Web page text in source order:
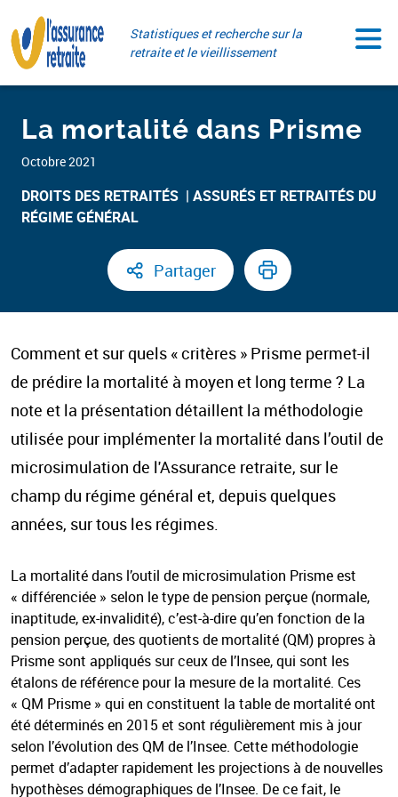
au
contenu
Statistiques et recherche sur la
retraite et le vieillissement
Octobre 2021
La mortalité dans Prisme
DROITS DES RETRAITÉS ​
ASSURÉS ET RETRAITÉS DU
RÉGIME GÉNÉRAL​
Partager
Comment et sur quels « critères » Prisme permet-il
de prédire la mortalité à moyen et long terme ? La
note et la présentation détaillent la méthodologie
utilisée pour implémenter la mortalité dans l’outil de
microsimulation de l'Assurance retraite, sur le
champ du régime général et, depuis quelques
années, sur tous les régimes.
La mortalité dans l’outil de microsimulation Prisme est
« différenciée » selon le type de pension perçue (normale,
inaptitude, ex-invalidité), c’est-à-dire qu’en fonction de la
pension perçue, des quotients de mortalité (QM) propres à
Prisme sont appliqués sur ceux de l’Insee, qui sont les
étalons de référence pour la mesure de la mortalité. Ces
« QM Prisme » qui en constituent la table de mortalité ont
été déterminés en 2015 et sont régulièrement mis à jour
selon l’évolution des QM de l’Insee. Cette méthodologie
permet d’adapter rapidement les projections à de nouvelles
hypothèses démographiques de l’Insee. De ce fait, le